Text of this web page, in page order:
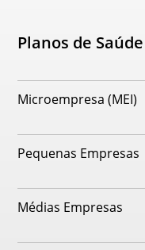
Planos de Saúde
Microempresa (MEI)
Pequenas Empresas
Médias Empresas